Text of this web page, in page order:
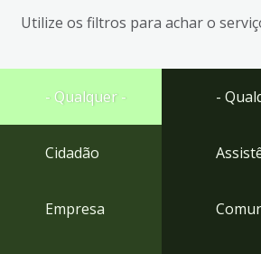
busca
Ir
rodapé
Utilize os filtros para achar o
- Qualquer -
Cidadão
Empresa
-